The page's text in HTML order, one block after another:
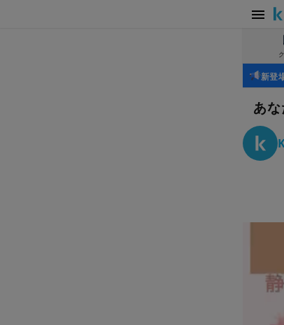
新登
あ